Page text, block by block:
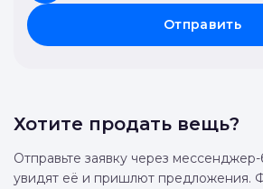
Отправить
Хотите продать вещь?
Отправьте заявку через
увидят её и пришлют предложения.